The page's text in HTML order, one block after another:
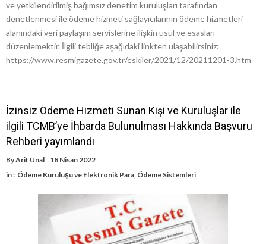
ve yetkilendirilmiş bağımsız denetim kuruluşları tarafından
denetlenmesi ile ödeme hizmeti sağlayıcılarının ödeme hizmetleri
alanındaki veri paylaşım servislerine ilişkin usul ve esasları
düzenlemektir. İlgili tebliğe aşağıdaki linkten ulaşabilirsiniz:
https://www.resmigazete.gov.tr/eskiler/2021/12/20211201-3.htm
İzinsiz Ödeme Hizmeti Sunan Kişi ve Kuruluşlar ile
ilgili TCMB’ye İhbarda Bulunulması Hakkında Başvuru
Rehberi yayımlandı
ByArif Ünal
18 Nisan 2022
in : Ödeme Kuruluşu ve Elektronik Para, Ödeme Sistemleri